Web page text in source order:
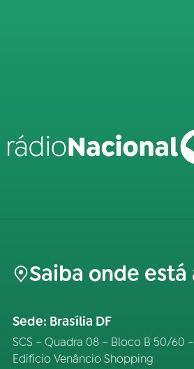
Saiba onde está
Sede: Brasília DF
SCS – Quadra 08 – Bloco B 50/60
Edifício Venâncio Shopping